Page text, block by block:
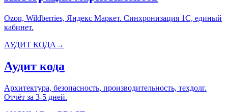
Ozon, Wildberries, Яндекс Маркет. Синхронизация 1С, единый
кабинет.
АУДИТ КОДА →
Аудит кода
Архитектура, безопасность, производительность, техдолг.
Отчёт за 3-5 дней.